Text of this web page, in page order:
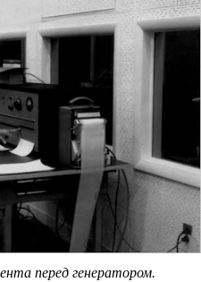
перед генератором.